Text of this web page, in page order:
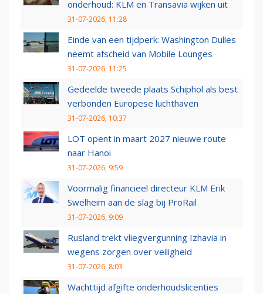
onderhoud: KLM en Transavia wijken uit
31-07-2026, 11:28
Einde van een tijdperk: Washington Dulles
neemt afscheid van Mobile Lounges
31-07-2026, 11:25
Gedeelde tweede plaats Schiphol als best
verbonden Europese luchthaven
31-07-2026, 10:37
LOT opent in maart 2027 nieuwe route
naar Hanoi
31-07-2026, 9:59
Voormalig financieel directeur KLM Erik
Swelheim aan de slag bij ProRail
31-07-2026, 9:09
Rusland trekt vliegvergunning Izhavia in
wegens zorgen over veiligheid
31-07-2026, 8:03
Wachttijd afgifte onderhoudslicenties